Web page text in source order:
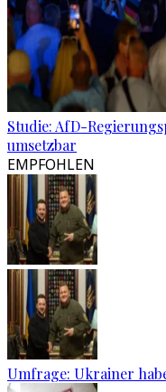
Studie: AfD-
umsetzbar
EMPFOHLEN
Umfrage: Ukrainer